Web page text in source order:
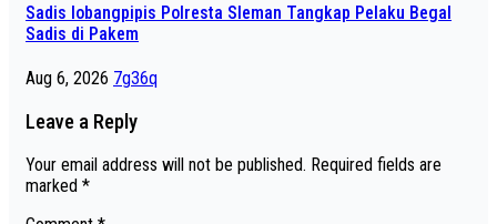
Sadis lobangpipis Polresta Sleman Tangkap Pelaku Begal
Sadis di Pakem
Aug 6, 2026 7g36q
Leave a Reply
Your email address will not be published. Required fields are
marked *